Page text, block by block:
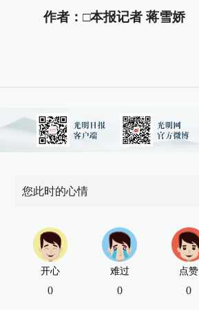
作者：□本报记者 蒋雪娇
您此时的心情
开心
0
难过
0
点赞
0